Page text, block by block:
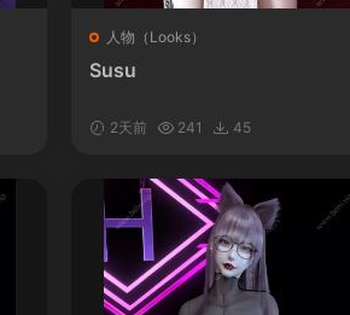
人物（Looks）
Susu
2天前 241 45